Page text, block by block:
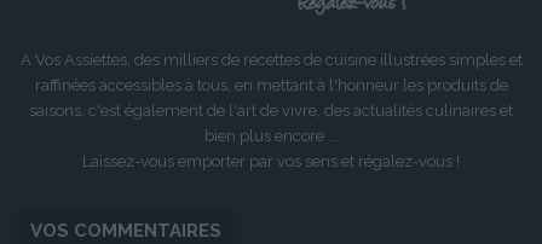
A Vos Assiettes, des milliers de recettes de cuisine illustrées simples et
raffinées accessibles à tous, en mettant à l'honneur les produits de
saisons, c'est également de l'art de vivre, des actualités culinaires et
bien plus encore ...
Laissez-vous emporter par vos sens et régalez-vous !
VOS COMMENTAIRES